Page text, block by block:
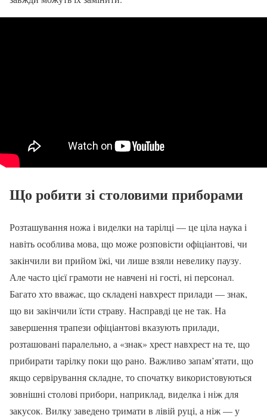
Що робити зі столовими приборами
Розташування ножа і виделки на тарілці — це ціла наука і
навіть особлива мова, що може розповісти офіціантові, чи
закінчили ви прийом їжі, чи лише взяли невелику паузу.
Але часто цієї грамоти не навчені ні гості, ні персонал.
Багато хто вважає, що складені навхрест прилади — знак,
що ви закінчили їсти страву. Насправді це не так. На
завершення трапези офіціантові вказують прилади,
розташовані паралельно, а «знак» хрест навхрест на те, що
прибирати тарілку поки що рано. Важливо запам’ятати, що
якщо сервірування складне, то спочатку використовуються
зовнішні столові прибори, наприклад, виделка і ніж для
закусок. Вилку заведено тримати в лівій руці, а ніж — у